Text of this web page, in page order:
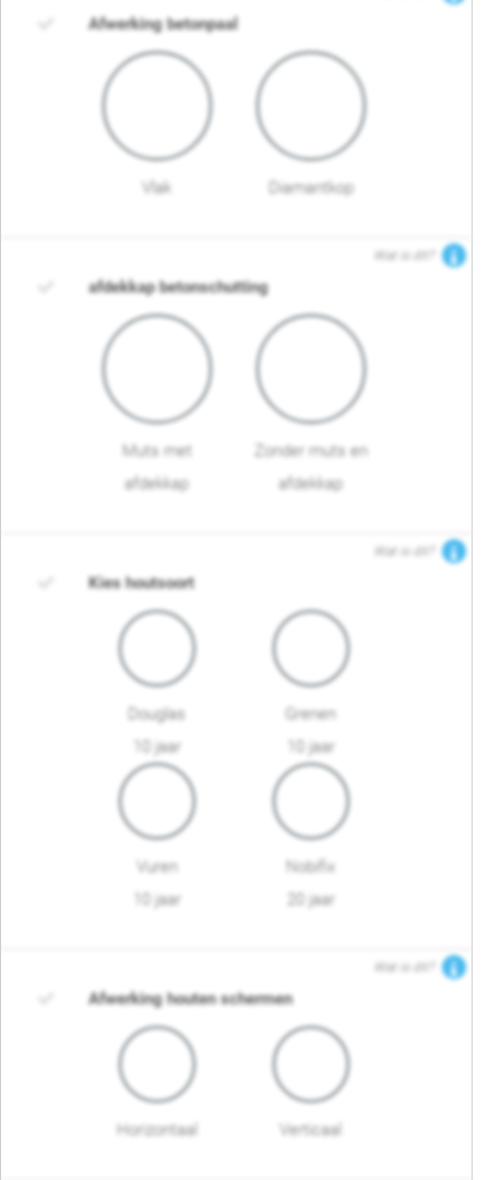
Afwerking betonpaal
Vlak Diamantkop
Wat is dit?
afdekkap betonschutting
Muts met
afdekkap
Zonder muts en
afdekkap
Wat is dit?
Kies houtsoort
Douglas
10 jaar
Grenen
10 jaar
Vuren
10 jaar
Nobifix
20 jaar
Wat is dit?
Afwerking houten schermen
Horizontaal Verticaal